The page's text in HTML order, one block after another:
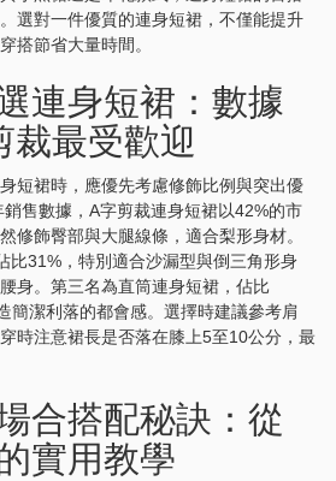
選對一件優質的連身短裙，不僅能提升
搭節省大量時間。
連身短裙：數據
裁最受歡迎
短裙時，應優先考慮修飾比例與突出優
售數據，A字剪裁連身短裙以42%的市
修飾臀部與大腿線條，適合梨形身材。
比31%，特別適合沙漏型與倒三角形身
身。第三名為直筒連身短裙，佔比
簡潔利落的都會感。選擇時建議參考肩
時注意裙長是否落在膝上5至10公分，最
合搭配秘訣：從
實用教學